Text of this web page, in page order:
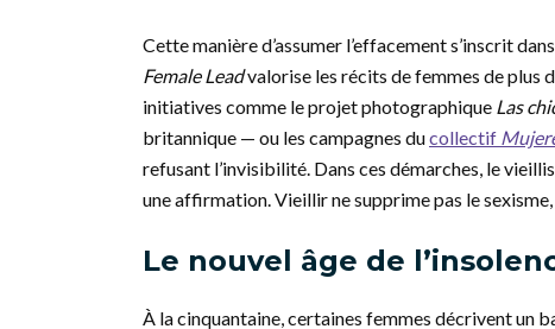
Cette manière d’assumer l’effacement s’inscrit
Female Leadvalorise les récits de femmes de plus
initiatives comme le projet photographique Las
britannique — ou les campagnes ducollectif
refusant l’invisibilité. Dans ces démarches, le
une affirmation. Vieillir ne supprime pas le
Le nouvel âge de
À la cinquantaine, certaines femmes décrivent un